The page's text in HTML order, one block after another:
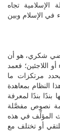
الإسلامية تجاه
في الإسلام وبين
شكري، هو أن
اللاجئين؛ فعمد
مرتكزات ما
النظام بمعاهدة
بوضع اللاجئين لعام 1951 فدرسها بندًا بندًا لمعرفة
ثمة نصوص مفصَّلة
المؤلِّف في هذه
أو تختلف مع